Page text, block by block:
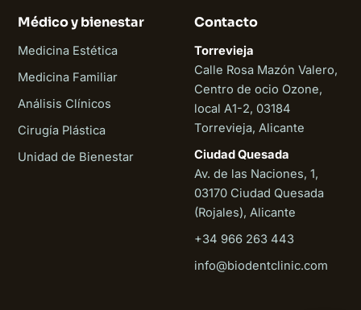
Médico y bienestar
Medicina Estética
Medicina Familiar
Análisis Clínicos
Cirugía Plástica
Unidad de Bienestar
Contacto
Torrevieja
Calle Rosa Mazón Valero,
Centro de ocio Ozone,
local A1-2, 03184
Torrevieja, Alicante
Ciudad Quesada
Av. de las Naciones, 1,
03170 Ciudad Quesada
(Rojales), Alicante
+34 966 263 443
info@biodentclinic.com